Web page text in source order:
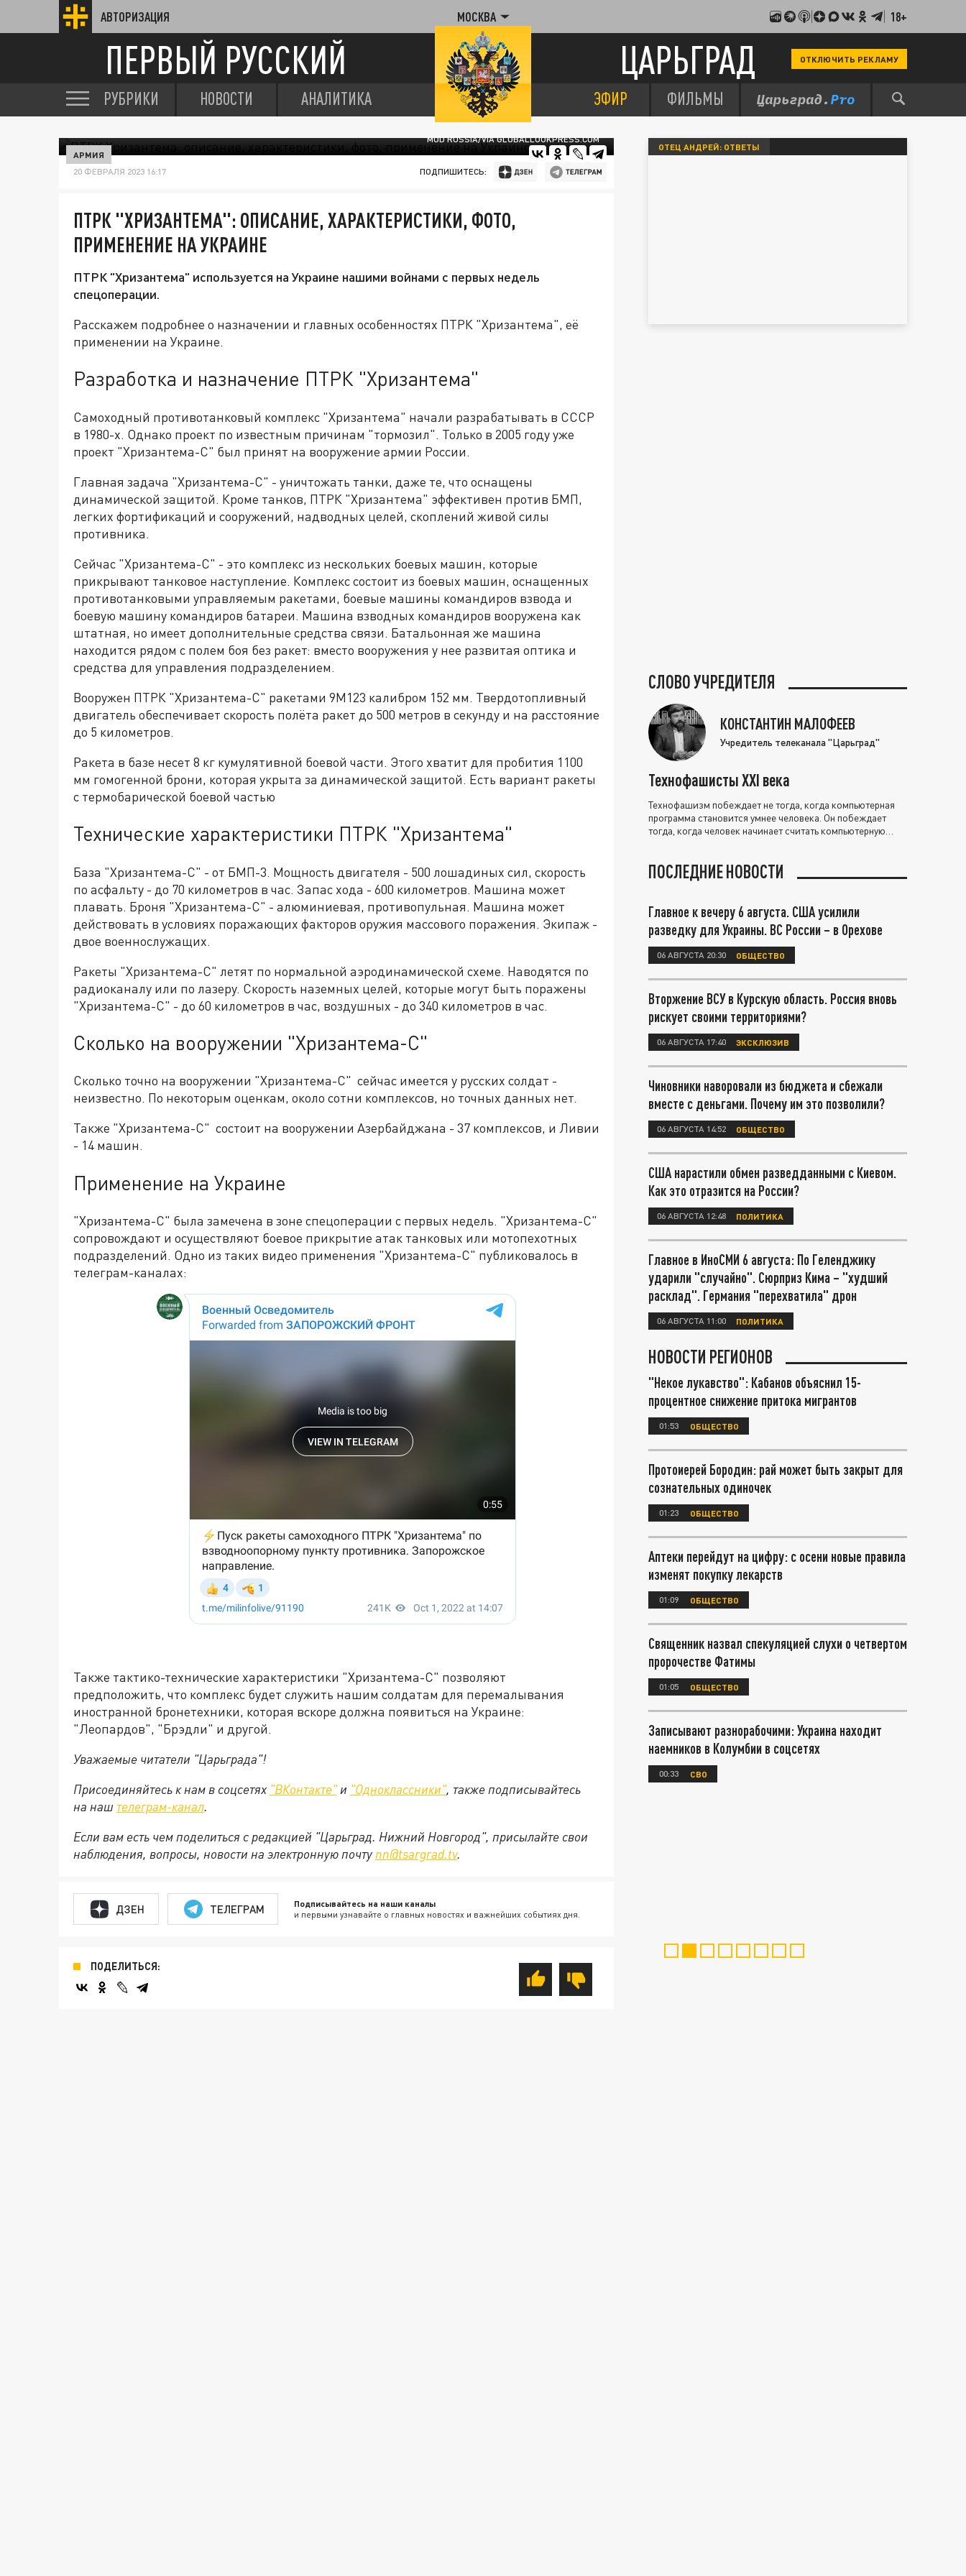
АВТОРИЗАЦИЯ МОСКВА 18+
ПЕРВЫЙ РУССКИЙ ЦАРЬГРАД ОТКЛЮЧИТЬ РЕКЛАМУ
РУБРИКИ НОВОСТИ АНАЛИТИКА ЭФИР ФИЛЬМЫ
MOD RUSSIA/VIA GLOBALLOOKPRESS.COM
АРМИЯ
20 ФЕВРАЛЯ 2023 16:17 ПОДПИШИТЕСЬ:
ПТРК "ХРИЗАНТЕМА": ОПИСАНИЕ, ХАРАКТЕРИСТИКИ, ФОТО,
ПРИМЕНЕНИЕ НА УКРАИНЕ
ПТРК "Хризантема" используется на Украине нашими войнами с первых недель
спецоперации.
Расскажем подробнее о назначении и главных особенностях ПТРК "Хризантема", её
применении на Украине.
Разработка и назначение ПТРК "Хризантема"
Самоходный противотанковый комплекс "Хризантема" начали разрабатывать в СССР
в 1980-х. Однако проект по известным причинам "тормозил". Только в 2005 году уже
проект "Хризантема-С" был принят на вооружение армии России.
Главная задача "Хризантема-С" - уничтожать танки, даже те, что оснащены
динамической защитой. Кроме танков, ПТРК "Хризантема" эффективен против БМП,
легких фортификаций и сооружений, надводных целей, скоплений живой силы
противника.
Сейчас "Хризантема-С" - это комплекс из нескольких боевых машин, которые
прикрывают танковое наступление. Комплекс состоит из боевых машин, оснащенных
противотанковыми управляемым ракетами, боевые машины командиров взвода и
боевую машину командиров батареи. Машина взводных командиров вооружена как
штатная, но имеет дополнительные средства связи. Батальонная же машина
находится рядом с полем боя без ракет: вместо вооружения у нее развитая оптика и
средства для управления подразделением.
Вооружен ПТРК "Хризантема-С" ракетами 9М123 калибром 152 мм. Твердотопливный
двигатель обеспечивает скорость полёта ракет до 500 метров в секунду и на расстояние
до 5 километров.
Ракета в базе несет 8 кг кумулятивной боевой части. Этого хватит для пробития 1100
мм гомогенной брони, которая укрыта за динамической защитой. Есть вариант ракеты
с термобарической боевой частью
Технические характеристики ПТРК "Хризантема"
База "Хризантема-С" - от БМП-3. Мощность двигателя - 500 лошадиных сил, скорость
по асфальту - до 70 километров в час. Запас хода - 600 километров. Машина может
плавать. Броня "Хризантема-С" - алюминиевая, противопульная. Машина может
действовать в условиях поражающих факторов оружия массового поражения. Экипаж -
двое военнослужащих.
Ракеты "Хризантема-С" летят по нормальной аэродинамической схеме. Наводятся по
радиоканалу или по лазеру. Скорость наземных целей, которые могут быть поражены
"Хризантема-С" - до 60 километров в час, воздушных - до 340 километров в час.
Сколько на вооружении "Хризантема-С"
Сколько точно на вооружении "Хризантема-С" сейчас имеется у русских солдат -
неизвестно. По некоторым оценкам, около сотни комплексов, но точных данных нет.
Также "Хризантема-С" состоит на вооружении Азербайджана - 37 комплексов, и Ливии
- 14 машин.
Применение на Украине
"Хризантема-С" была замечена в зоне спецоперации с первых недель. "Хризантема-С"
сопровождают и осуществляют боевое прикрытие атак танковых или мотопехотных
подразделений. Одно из таких видео применения "Хризантема-С" публиковалось в
телеграм-каналах:
Также тактико-технические характеристики "Хризантема-С" позволяют
предположить, что комплекс будет служить нашим солдатам для перемалывания
иностранной бронетехники, которая вскоре должна появиться на Украине:
"Леопардов", "Брэдли" и другой.
Уважаемые читатели "Царьграда"!
Присоединяйтесь к нам в соцсетях "ВКонтакте"и "Одноклассники", также подписывайтесь
на наш телеграм-канал.
Если вам есть чем поделиться с редакцией "Царьград. Нижний Новгород", присылайте свои
наблюдения, вопросы, новости на электронную почту nn@tsargrad.tv.
ДЗЕН ТЕЛЕГРАМ Подписывайтесь на наши каналы
и первыми узнавайте о главных новостях и важнейших событиях дня.
ПОДЕЛИТЬСЯ:
ОТЕЦ АНДРЕЙ: ОТВЕТЫ
СЛОВО УЧРЕДИТЕЛЯ
КОНСТАНТИН МАЛОФЕЕВ
Учредитель телеканала "Царьград"
Технофашисты XXI века
Технофашизм побеждает не тогда, когда компьютерная
программа становится умнее человека. Он побеждает
тогда, когда человек начинает считать компьютерную
ПОСЛЕДНИЕ НОВОСТИ
Главное к вечеру 6 августа. США усилили
разведку для Украины. ВС России – в Орехове
06 АВГУСТА 20:30 ОБЩЕСТВО
Вторжение ВСУ в Курскую область. Россия вновь
рискует своими территориями?
06 АВГУСТА 17:40 ЭКСКЛЮЗИВ
Чиновники наворовали из бюджета и сбежали
вместе с деньгами. Почему им это позволили?
06 АВГУСТА 14:52 ОБЩЕСТВО
США нарастили обмен разведданными с Киевом.
Как это отразится на России?
06 АВГУСТА 12:48 ПОЛИТИКА
Главное в ИноСМИ 6 августа: По Геленджику
ударили "случайно". Сюрприз Кима – "худший
расклад". Германия "перехватила" дрон
06 АВГУСТА 11:00 ПОЛИТИКА
НОВОСТИ РЕГИОНОВ
"Некое лукавство": Кабанов объяснил 15-
процентное снижение притока мигрантов
01:53 ОБЩЕСТВО
Протоиерей Бородин: рай может быть закрыт для
сознательных одиночек
01:23 ОБЩЕСТВО
Аптеки перейдут на цифру: с осени новые правила
изменят покупку лекарств
01:09 ОБЩЕСТВО
Священник назвал спекуляцией слухи о четвертом
пророчестве Фатимы
01:05 ОБЩЕСТВО
Записывают разнорабочими: Украина находит
наемников в Колумбии в соцсетях
00:33 СВО